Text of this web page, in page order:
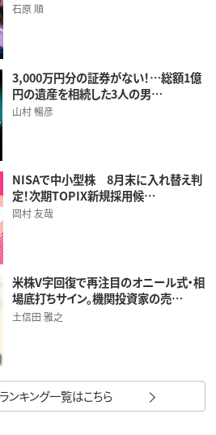
石原 順
3,000万円分の証券がない！…総額1億
円の遺産を相続した3人の男…
山村 暢彦
NISAで中小型株 8月末に入れ替え判
定！次期TOPIX新規採用候…
岡村 友哉
米株V字回復で再注目のオニール式・相
場底打ちサイン。機関投資家の売…
土信田 雅之
ンキング一覧はこちら